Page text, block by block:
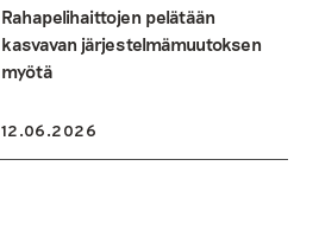
Rahapelihaittojen pelätään
kasvavan järjestelmämuutoksen
myötä
12.06.2026